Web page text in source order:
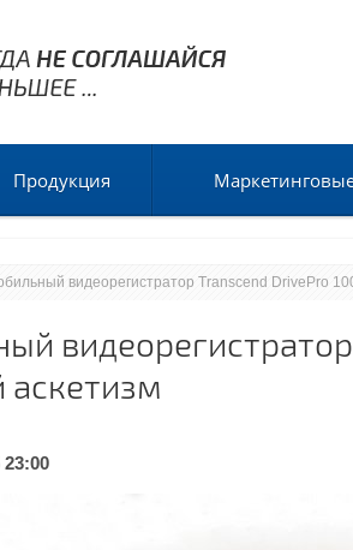
Продукция
видеорегистратор Transcend DrivePro
аскетизм
23:00